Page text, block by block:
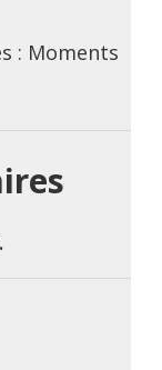
: Moments